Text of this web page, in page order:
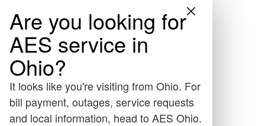
Are you looking for
AES service in
Ohio?
It looks like you're visiting from Ohio. For
bill payment, outages, service requests
and local information, head to AES Ohio.